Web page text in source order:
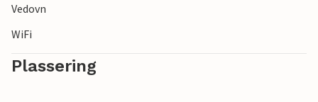
Vedovn
WiFi
Plassering